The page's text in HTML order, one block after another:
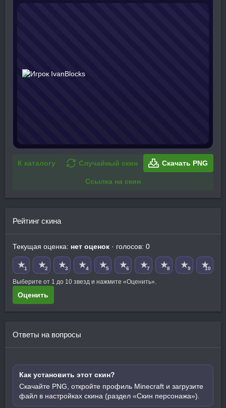
К каталогу Случайный скин Скачать PNG
Ссылка на скин
Рейтинг скина
Текущая оценка: нет оценок · голосов: 0
★1 ★2 ★3 ★4 ★5 ★6 ★7 ★8 ★9 ★10
Выберите от 1 до 10 звезд и нажмите «Оценить».
Оценить
Ответы на вопросы
Как установить этот скин?
Скачайте PNG, откройте профиль Minecraft и загрузите
файл в настройках скина (раздел «Скин персонажа»).